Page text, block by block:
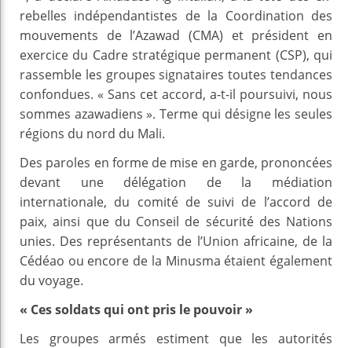
rebelles indépendantistes de la Coordination des
mouvements de l’Azawad (CMA) et président en
exercice du Cadre stratégique permanent (CSP), qui
rassemble les groupes signataires toutes tendances
confondues. « Sans cet accord, a-t-il poursuivi, nous
sommes azawadiens ». Terme qui désigne les seules
régions du nord du Mali.
Des paroles en forme de mise en garde, prononcées
devant une délégation de la médiation
internationale, du comité de suivi de l’accord de
paix, ainsi que du Conseil de sécurité des Nations
unies. Des représentants de l’Union africaine, de la
Cédéao ou encore de la Minusma étaient également
du voyage.
« Ces soldats qui ont pris le pouvoir »
Les groupes armés estiment que les autorités